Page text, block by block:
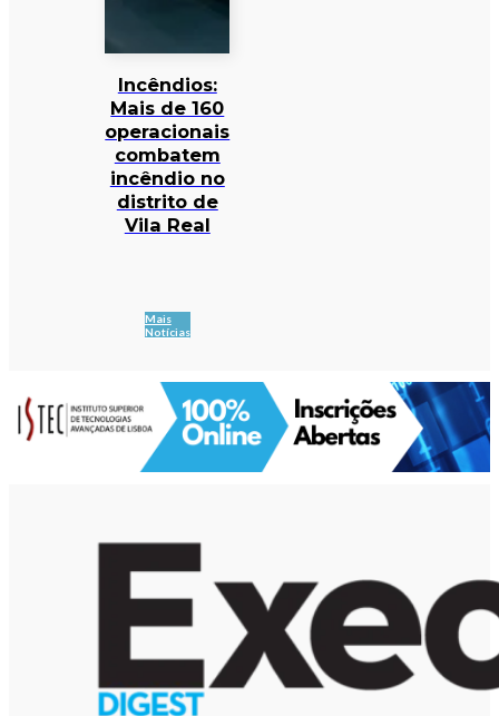
Incêndios:
Mais de 160
operacionais
combatem
incêndio no
distrito de
Vila Real
Mais
Notícias